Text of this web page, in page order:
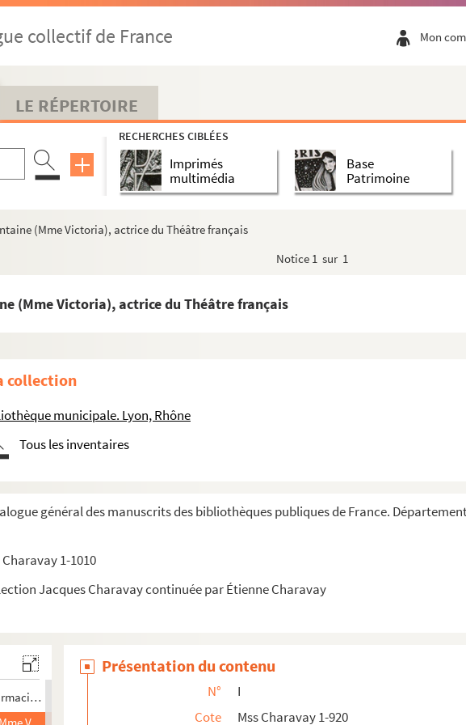
collectif de France Mon
LE RÉPERTOIRE
RECHERCHES CIBLÉES
Imprimés
multimédia
Base
Patrimoine
(Mme Victoria), actrice du Théâtre français
Notice 1 sur 1
(Mme Victoria), actrice du Théâtre français
collection
municipale. Lyon, Rhône
Tous les inventaires
général des manuscrits des bibliothèques publiques de France.
Charavay 1-1010
Jacques Charavay continuée par Étienne Charavay
polygraphe, archiviste de la marine, auteur du
Blanche (la Guillotière), médecin
François), peintre
Gabriel), capitaine du génie, maire de Lyon pendant les Cent-Jours, député du Rhône (1...
Paul), préfet du Rhône (1839-1847)
de), archevêque d'Aix
avocat. — Consultation originale signée. Lyon, 9 juillet 1757
géomètre, membre de l'Académie des sciences
de), trésorier de France, à Lyon
de), frère d'Antoine, botaniste, membre de l'Académie des sciences
de), frère d'Antoine, médecin, naturaliste et voyageur, membre de l'Académie des sci...
Pierre de), neveu d'Antoine-Laurent, écrivain moraliste, secrétaire général de la p...
Marie-Laurent de), fils d'Antoine-Laurent, botaniste, membre de l'Institut
en chef du journal
de Lyon, littérateur
(Nicolas-Augustin de), archevêque d'Auch, puis chanoine de Saint-Denis
comte Hector-Arthaud de)
à la Croix-Rousse
Présentation du contenu
N°
I
Cote
Mss Charavay 1-920